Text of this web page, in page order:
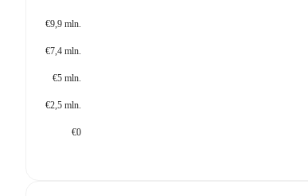
€9,9 mln.
€7,4 mln.
€5 mln.
€2,5 mln.
€0